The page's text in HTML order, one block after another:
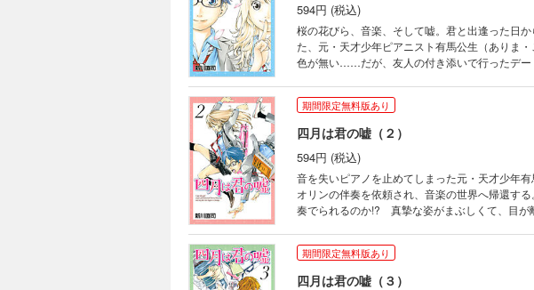
594円 (税込)
桜の花びら、音楽、そして嘘。君と出逢った日
た、元・天才少年ピアニスト有馬公生（ありま
色が無い……だが、友人の付き添いで行ったデー
る!! 胸を打つ青春ラブストーリー!!
期間限定無料版あり
四月は君の嘘（２）
594円 (税込)
音を失いピアノを止めてしまった元・天才少年
オリンの伴奏を依頼され、音楽の世界へ帰還す
奏でられるのか!? 真摯な姿がまぶしくて、目
期間限定無料版あり
四月は君の嘘（３）